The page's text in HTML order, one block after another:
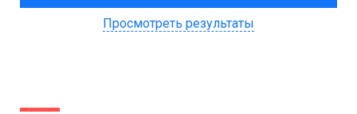
Просмотреть результаты